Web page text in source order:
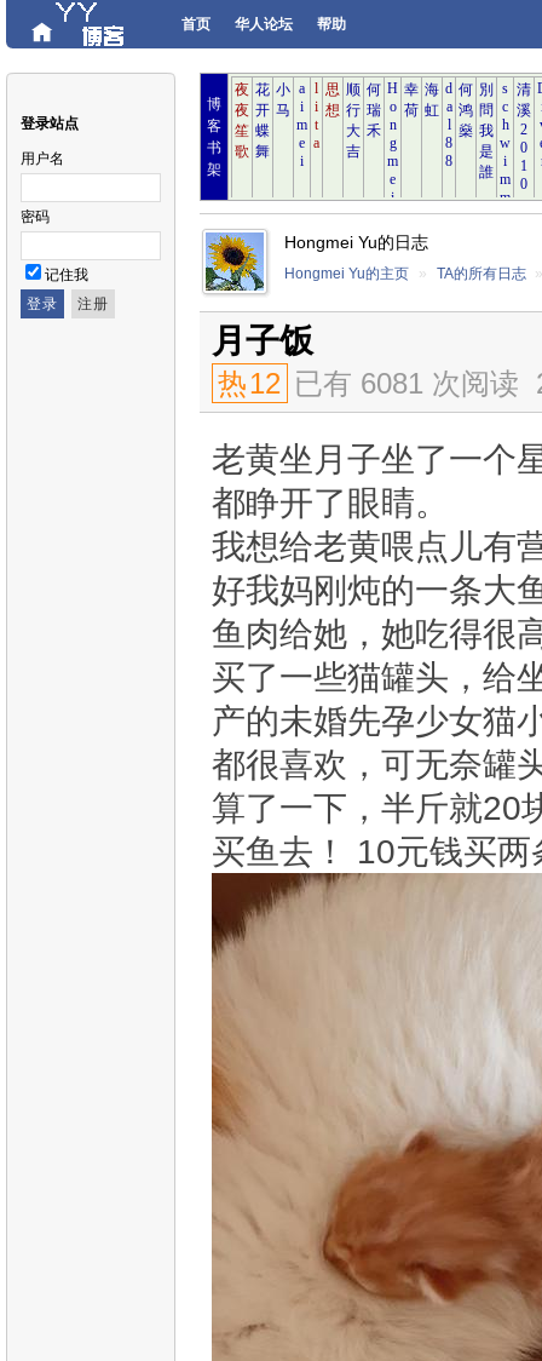
首页 华人论坛 帮助
登录站点
用户名
密码
记住我
博
客
书
架
Hongmei Yu的日志
Hongmei Yu的主页 » TA的所有日志
月子饭
热12 已有 6081 次阅读
老黄坐月子坐了一个
都睁开了眼睛。
我想给老黄喂点儿有
好我妈刚炖的一条大
鱼肉给她，她吃得很
买了一些猫罐头，给
产的未婚先孕少女猫
都很喜欢，可无奈罐
算了一下，半斤就20
买鱼去！ 10元钱买